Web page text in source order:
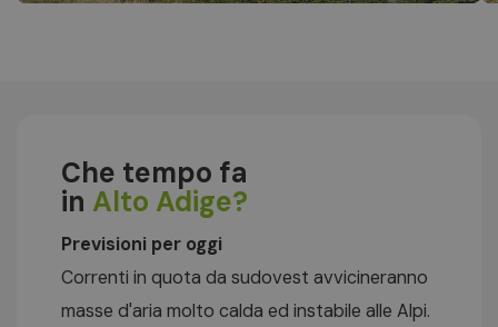
Che tempo fa
in Alto Adige?
Previsioni per oggi
Correnti in quota da sudovest avvicineranno
masse d'aria molto calda ed instabile alle Alpi.